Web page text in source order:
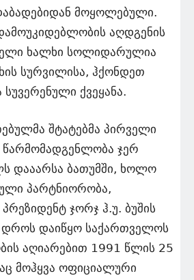
მოყოლებული.
აღდგენის
ხალხი სოლიდარულია
სურვილისა, ჰქონდეთ
ქვეყანა.
შტატებმა პირველი
ჯერ
დააარსა ბათუმში, ხოლო
პარტნიორობა,
ჯორჯ ჰ.უ. ბუშის
დაიწყო საქართველოს
აღიარებით 1991 წლის 25
მოჰყვა ოფიციალური